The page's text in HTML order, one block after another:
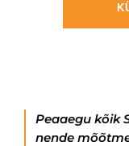
Peaaegu kõik
nende